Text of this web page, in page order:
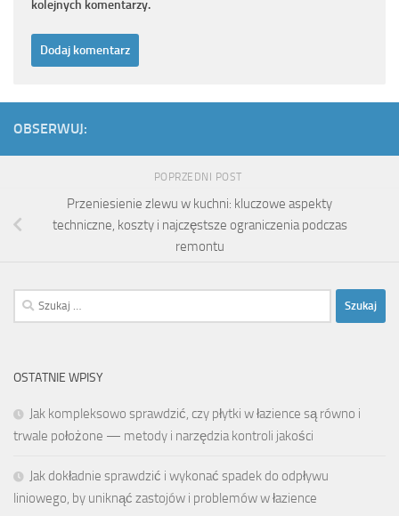
kolejnych komentarzy.
OBSERWUJ:
POPRZEDNI POST
Przeniesienie zlewu w kuchni: kluczowe aspekty
techniczne, koszty i najczęstsze ograniczenia podczas
remontu
Szukaj:
OSTATNIE WPISY
Jak kompleksowo sprawdzić, czy płytki w łazience są równo i
trwale położone — metody i narzędzia kontroli jakości
Jak dokładnie sprawdzić i wykonać spadek do odpływu
liniowego, by uniknąć zastojów i problemów w łazience